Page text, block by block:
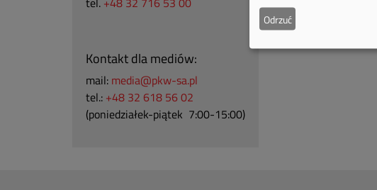
Kontakt dla mediów:
mail: media@pkw-sa.pl
tel.: +48 32 618 56 02
(poniedziałek-piątek 7:00-15:00)
Odrzuć